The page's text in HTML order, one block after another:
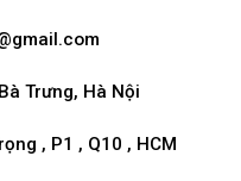
Trưng, Hà Nội
, P1 , Q10 , HCM